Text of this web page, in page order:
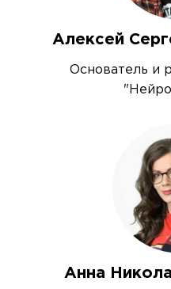
Алексей
Основатель и
Анна